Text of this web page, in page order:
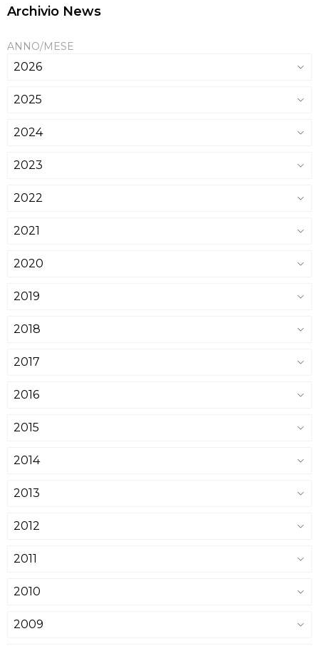
Archivio News
ANNO/MESE
2026
2025
2024
2023
2022
2021
2020
2019
2018
2017
2016
2015
2014
2013
2012
2011
2010
2009